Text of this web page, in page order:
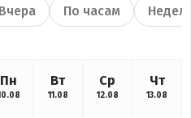
Вчера По часам
Пн Вт
11.08
Ср
12.08
Чт
13.08